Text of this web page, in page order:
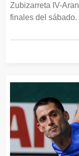
Zubizarreta IV-
finales del sábado.